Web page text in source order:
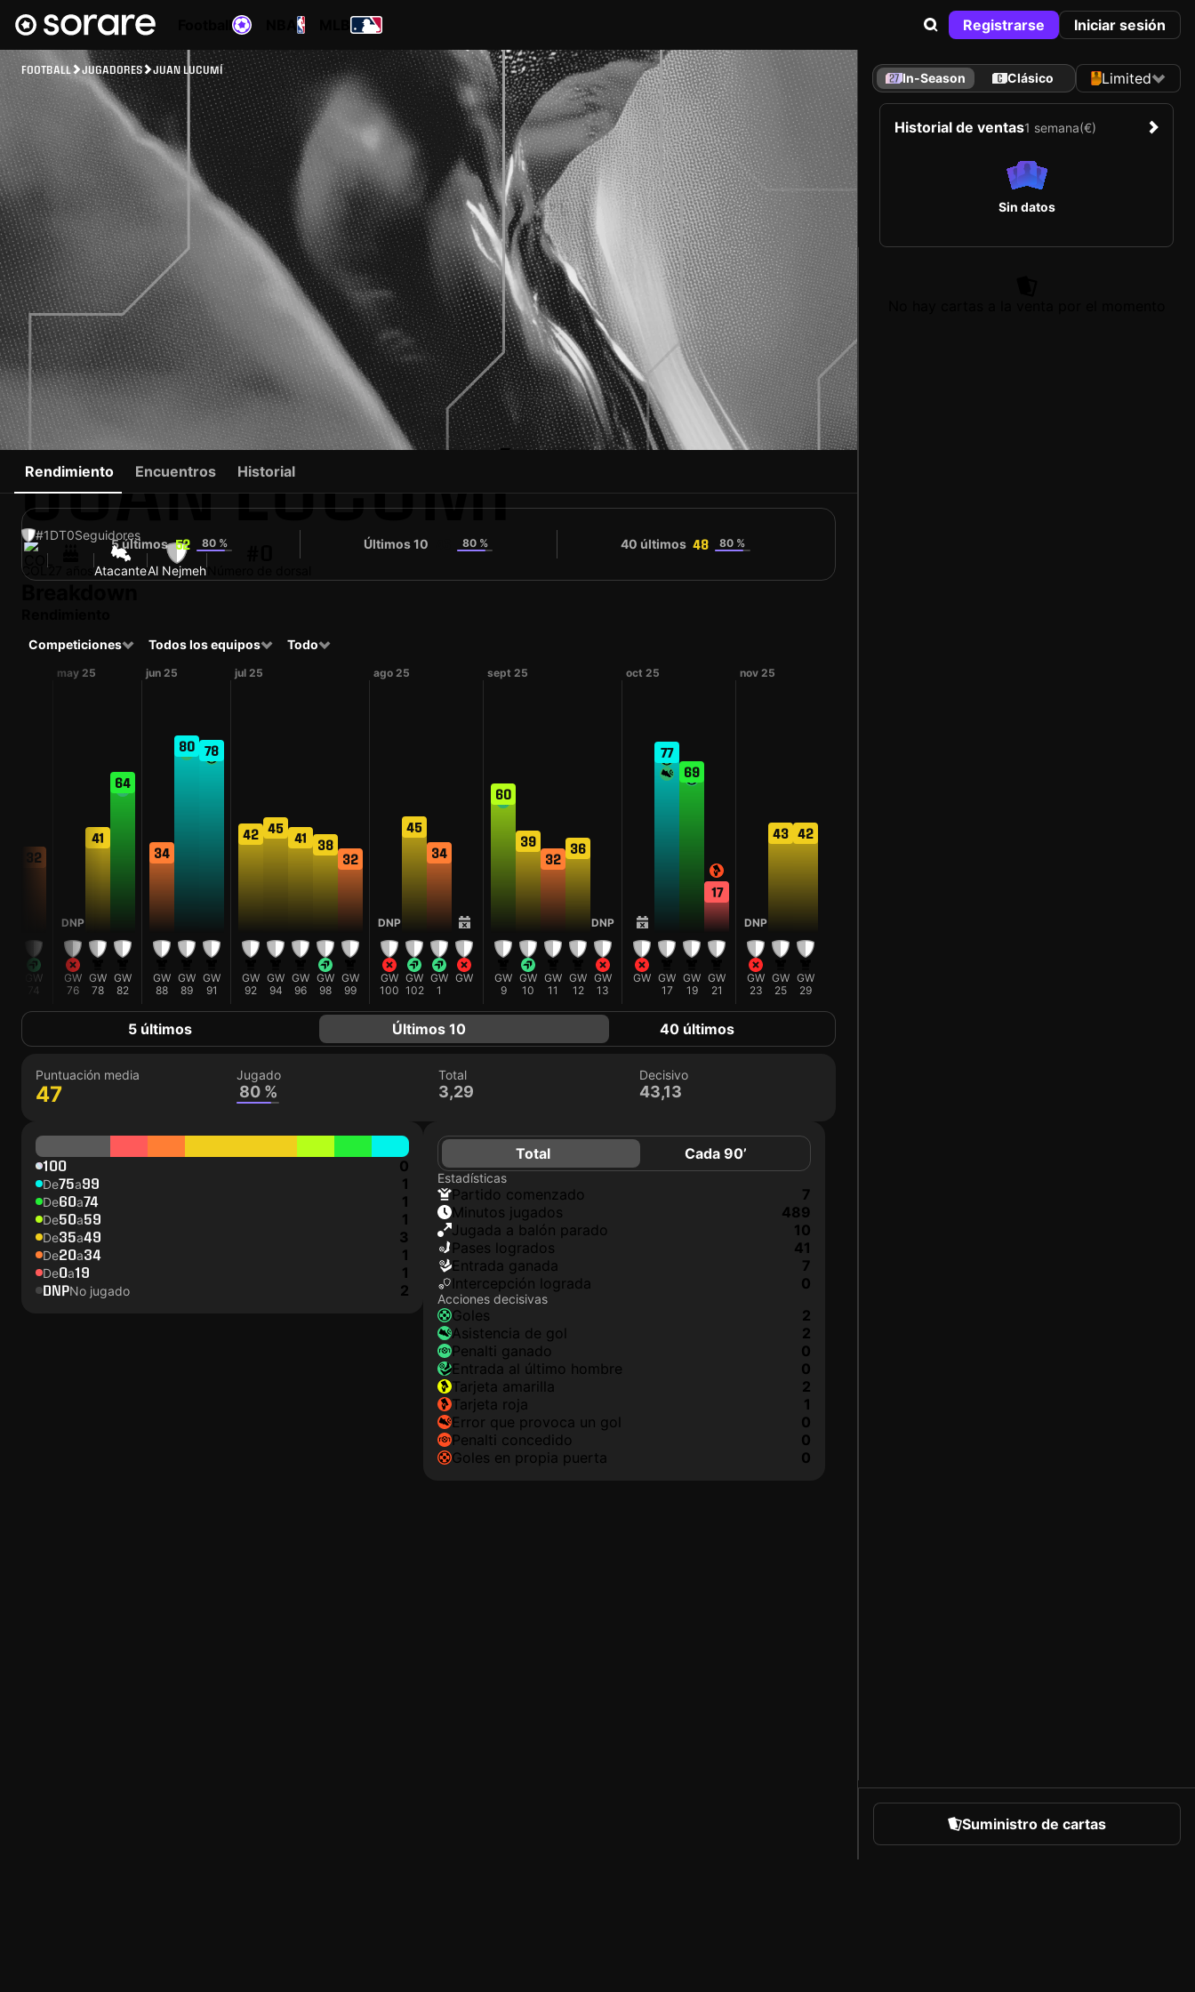
Registrarse Iniciar sesión
FOOTBALL JUGADORES JUAN LUCUMÍ
JUAN LUCUMÍ
#1DT0Seguidores
COL AtacanteAl Nejmeh
Rendimiento Encuentros Historial
5 últimos 52 80 % Últimos 10 80 % 40 últimos 48 80 %
Competiciones Todos los equipos Todo
32
GW
74
may 25
DNP
GW
76
41
GW
78
64
GW
82
jun 25
34
GW
88
80
GW
89
78
GW
91
jul 25
42
GW
92
45
GW
94
41
GW
96
38
GW
98
32
GW
99
ago 25
DNP
GW
100
45
GW
102
34
GW
1
GW
sept 25
60
GW
9
39
GW
10
32
GW
11
36
GW
12
DNP
GW
13
oct 25
GW
77
GW
17
69
GW
19
17
GW
21
nov 25
DNP
GW
23
43
GW
25
42
GW
29
5 últimos Últimos 10 40 últimos
Puntuación media
47
Jugado
80 %
Total
3,29
Decisivo
43,13
100 0
De75a99 1
De60a74 1
De50a59 1
De35a49 3
De20a34 1
De0a19 1
DNPNo jugado 2
Total Cada 90’
Estadísticas
partido comenzado
7
minutos jugados
489
jugada a balón parado
10
pases logrados
41
Entrada ganada
7
Intercepción lograda
0
Acciones decisivas
goles
2
asistencia de gol
2
Penalti ganado
0
Entrada al último hombre
0
tarjeta amarilla
2
tarjeta roja
1
Error que provoca un gol
0
Penalti concedido
0
goles en propia puerta
0
In-Season Clásico Limited
Historial de ventas1 semana(€)
Sin datos
Suministro de cartas